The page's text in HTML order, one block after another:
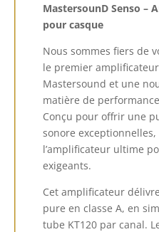
MastersounD Senso –
pour casque
Nous sommes fiers de
le premier
Mastersound et une
matière de
Conçu pour offrir une
sonore exceptionnelles,
l’amplificateur ultime
exigeants.
Cet amplificateur
pure en classe A, en
tube KT120 par canal.